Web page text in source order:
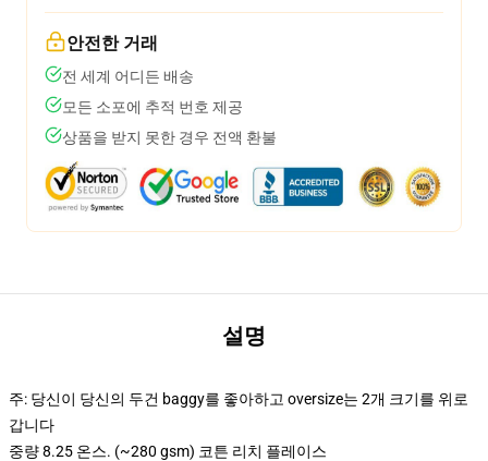
안전한 거래
전 세계 어디든 배송
모든 소포에 추적 번호 제공
상품을 받지 못한 경우 전액 환불
설명
주: 당신이 당신의 두건 baggy를 좋아하고 oversize는 2개 크기를 위로
갑니다
중량 8.25 온스. (~280 gsm) 코튼 리치 플레이스